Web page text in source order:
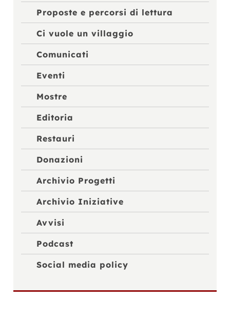
Proposte e percorsi di lettura
Ci vuole un villaggio
Comunicati
Eventi
Mostre
Editoria
Restauri
Donazioni
Archivio Progetti
Archivio Iniziative
Avvisi
Podcast
Social media policy